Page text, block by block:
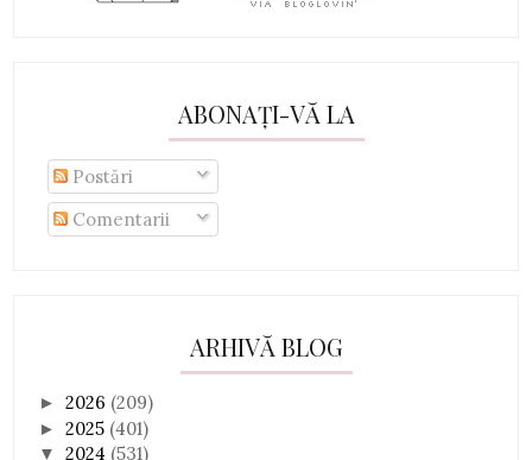
ABONAȚI-VĂ LA
Postări
Comentarii
ARHIVĂ BLOG
►2026 (209)
►2025 (401)
▼2024 (531)